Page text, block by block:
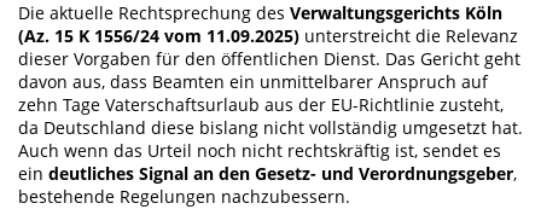
Die aktuelle Rechtsprechung des Verwaltungsgerichts Köln
(Az. 15 K 1556/24 vom 11.09.2025) unterstreicht die Relevanz
dieser Vorgaben für den öffentlichen Dienst. Das Gericht geht
davon aus, dass Beamten ein unmittelbarer Anspruch auf
zehn Tage Vaterschaftsurlaub aus der EU-Richtlinie zusteht,
da Deutschland diese bislang nicht vollständig umgesetzt hat.
Auch wenn das Urteil noch nicht rechtskräftig ist, sendet es
ein deutliches Signal an den Gesetz- und Verordnungsgeber,
bestehende Regelungen nachzubessern.